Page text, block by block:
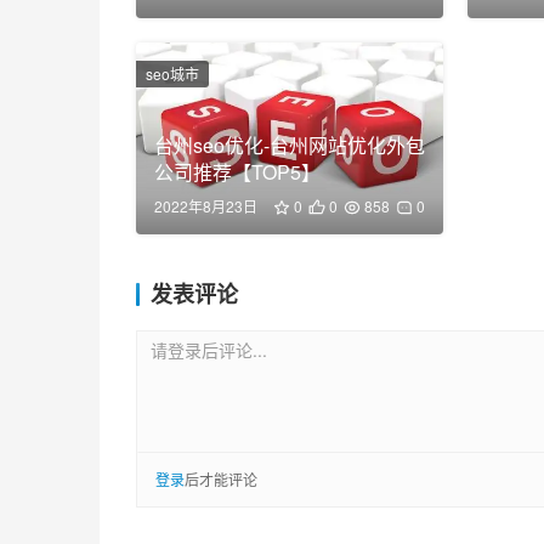
台州seo优化-台州网站优化外包
公司推荐【TOP5】
2022年8月23日 0 0 858 0
seo城市
发表评论
请登录后评论...
登录后才能评论